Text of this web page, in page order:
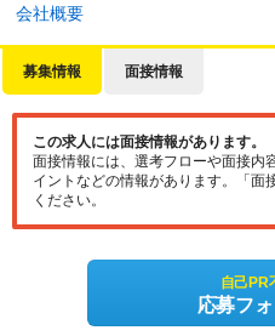
会社概要
募集情報 面接情報
この求人には面接情報があります。
面接情報には、選考フローや面接内
イントなどの情報があります。「面
ください。
自己PR
応募フ